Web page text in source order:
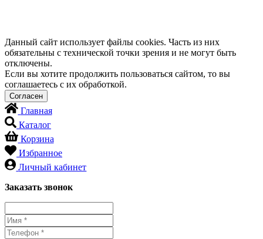
Данный сайт использует файлы cookies. Часть из них
обязательны с технической точки зрения и не могут быть
отключены.
Если вы хотите продолжить пользоваться сайтом, то вы
соглашаетесь с их обработкой.
Главная
Каталог
Корзина
Избранное
Личный кабинет
Заказать звонок